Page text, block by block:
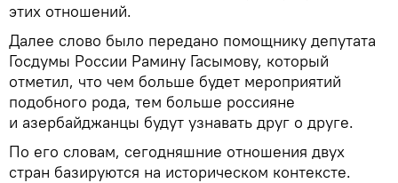
этих отношений.
Далее слово было передано помощнику депутата
Госдумы России Рамину Гасымову, который
отметил, что чем больше будет мероприятий
подобного рода, тем больше россияне
и азербайджанцы будут узнавать друг о друге.
По его словам, сегодняшние отношения двух
стран базируются на историческом контексте.